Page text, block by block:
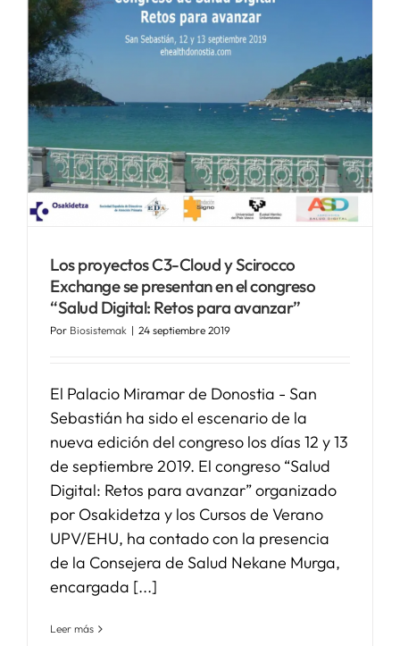
Los proyectos C3-Cloud y Scirocco
Exchange se presentan en el congreso
“Salud Digital: Retos para avanzar”
Por Biosistemak | 24 septiembre 2019
El Palacio Miramar de Donostia - San
Sebastián ha sido el escenario de la
nueva edición del congreso los días 12 y 13
de septiembre 2019. El congreso “Salud
Digital: Retos para avanzar” organizado
por Osakidetza y los Cursos de Verano
UPV/EHU, ha contado con la presencia
de la Consejera de Salud Nekane Murga,
encargada [...]
Leer más